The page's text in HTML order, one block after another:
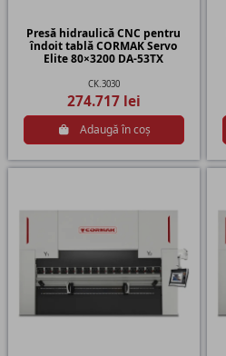
Presă hidraulică CNC pentru
îndoit tablă CORMAK Servo
Elite 80×3200 DA-53TX
CK.3030
274.717 lei
Adaugă în coș